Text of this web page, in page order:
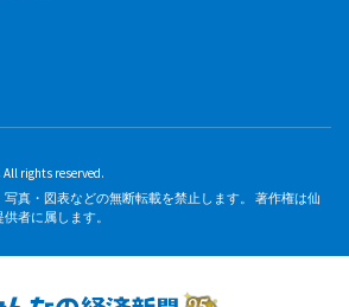
All rights reserved.
真・図表などの無断転載を禁止します。 著作権は仙
者に属します。